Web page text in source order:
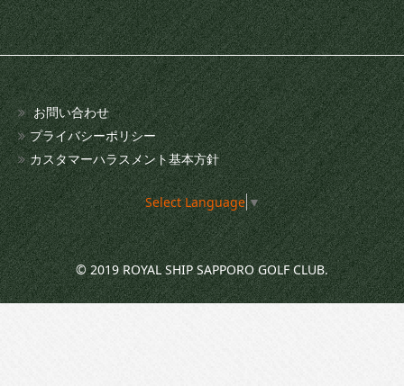
お問い合わせ
プライバシーポリシー
カスタマーハラスメント基本方針
Select Language▼
© 2019 ROYAL SHIP SAPPORO GOLF CLUB.